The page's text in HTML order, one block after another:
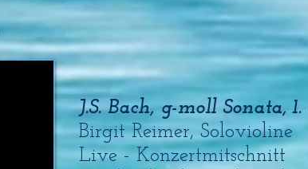
J.S. Bach, g-moll Sonata, 1.
Birgit Reimer, Solovioline
Live - Konzertmitschnitt